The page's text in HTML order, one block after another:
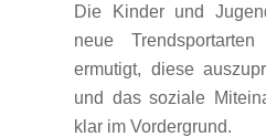
Die Kinder und
neue
ermutigt, diese
und das soziale
klar im Vordergrund.